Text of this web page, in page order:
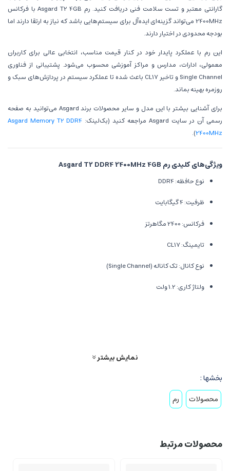
گارانتی معتبر و تست سلامت فنی دریافت کنید. رم Asgard T2 4GB با فرکانس
2400MHz می‌تواند گزینه‌ای ایده‌آل برای سیستم‌هایی باشد که نیاز به ارتقا دارند اما
بودجه محدودی در اختیار دارند.
این رم با عملکرد پایدار خود در کنار قیمت مناسب، انتخابی عالی برای کاربران
معمولی، ادارات، مدارس و مراکز آموزشی محسوب می‌شود. پشتیبانی از فناوری
Single Channel و تاخیر CL17 باعث شده تا عملکرد سیستم در پردازش‌های سبک و
روزمره بهینه بماند.
برای آشنایی بیشتر با این مدل و سایر محصولات برند Asgard می‌توانید به صفحه
رسمی آن در سایت Asgard مراجعه کنید (بک‌لینک:
Asgard Memory T2 DDR4
2400MHz
).
ویژگی‌های کلیدی رم Asgard T2 DDR4 2400MHz 4GB
نوع حافظه: DDR4
ظرفیت: 4 گیگابایت
فرکانس: 2400 مگاهرتز
تایمینگ: CL17
نوع کانال: تک کاناله (Single Channel)
ولتاژ کاری: 1.2 ولت
چرا خرید رم از فروشگاه راینیتو؟
موجودی گسترده از برندهای معتبر مثل Asgard، Corsair و G.Skill
نمایش بیشتر
بخشها :
محصولات
رم
محصولات مرتبط